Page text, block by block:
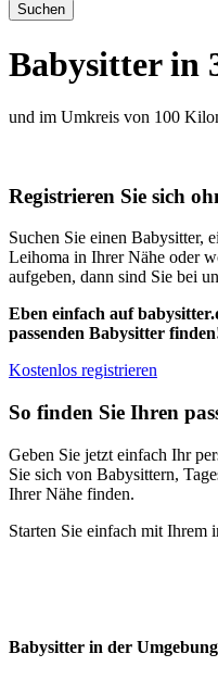
Babysitter in
und im Umkreis von 100
Registrieren Sie sich
Suchen Sie einen Babysitter,
Leihoma in Ihrer Nähe oder
aufgeben, dann sind Sie bei
Eben einfach auf
passenden Babysitter
Kostenlos registrieren
So finden Sie Ihren
Geben Sie jetzt einfach Ihr
Sie sich von Babysittern,
Ihrer Nähe finden.
Starten Sie einfach mit Ihrem
Babysitter in der